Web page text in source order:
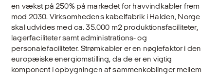
en vækst på 250% på markedet for havvindkabler frem
mod 2030. Virksomhedens kabelfabrik i Halden, Norge
skal udvides med ca. 35.000 m2 produktionsfaciliteter,
lagerfaciliteter samt administrations- og
personalefaciliteter. Strømkabler er en nøglefaktor i den
europæiske energiomstilling, da de er en vigtig
komponent i opbygningen af sammenkoblinger mellem